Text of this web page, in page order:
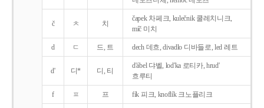
č ㅊ 치
čapek 차페크, kulečnik 쿨레치니크,
míč 미치
d ㄷ 드, 트 dech 데흐, divadlo 디바들로, led 레트
d' 디* 디, 티
d'ábel 댜벨, lod'ka 로티카, hrud'
흐루티
f ㅍ 프 fík 피크, knoflík 크노플리크